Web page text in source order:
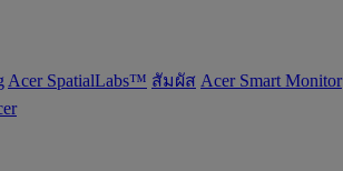
Acer SpatialLabs™ สัมผัส Acer Smart Monitor